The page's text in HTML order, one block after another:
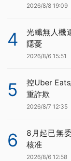
2026/8/8 19:09
4
光纖無人機
隱憂
2026/8/6 15:51
5
控Uber
重詐欺
2026/8/7 12:35
6
8月起已無
核准
2026/8/6 12:58